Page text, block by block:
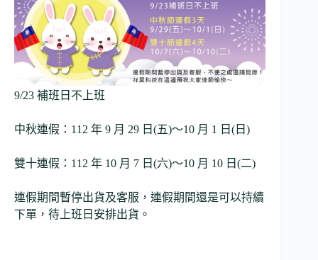
9/23 補班日不上班
中秋連假：112 年 9 月 29 日(五)～10 月 1 日(日)
雙十連假：112 年 10 月 7 日(六)～10 月 10 日(二)
連假期間暫停出貨及客服，連假期間還是可以持續
下單，待上班日安排出貨。